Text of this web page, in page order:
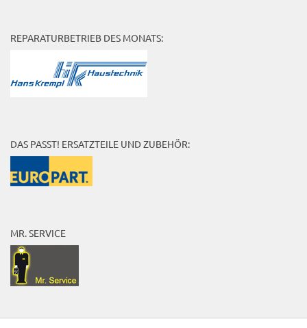
REPARATURBETRIEB DES MONATS:
DAS PASST! ERSATZTEILE UND ZUBEHÖR:
MR. SERVICE